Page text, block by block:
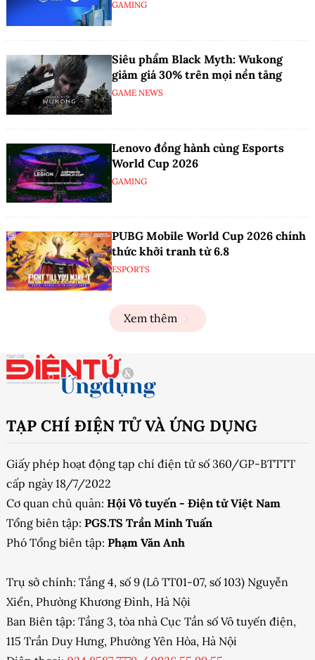
GAMING
Siêu phẩm Black Myth: Wukong
giảm giá 30% trên mọi nền tảng
GAME NEWS
Lenovo đồng hành cùng Esports
World Cup 2026
GAMING
PUBG Mobile World Cup 2026 chính
thức khởi tranh từ 6.8
ESPORTS
Xem thêm
TẠP CHÍ ĐIỆN TỬ VÀ ỨNG DỤNG
Giấy phép hoạt động tạp chí điện tử số 360/GP-BTTTT
cấp ngày 18/7/2022
Cơ quan chủ quản: Hội Vô tuyến - Điện tử Việt Nam
Tổng biên tập: PGS.TS Trần Minh Tuấn
Phó Tổng biên tập: Phạm Văn Anh
Trụ sở chính: Tầng 4, số 9 (Lô TT01-07, số 103) Nguyễn
Xiển, Phường Khương Đình, Hà Nội
Ban Biên tập: Tầng 3, tòa nhà Cục Tần số Vô tuyến điện,
115 Trần Duy Hưng, Phường Yên Hòa, Hà Nội